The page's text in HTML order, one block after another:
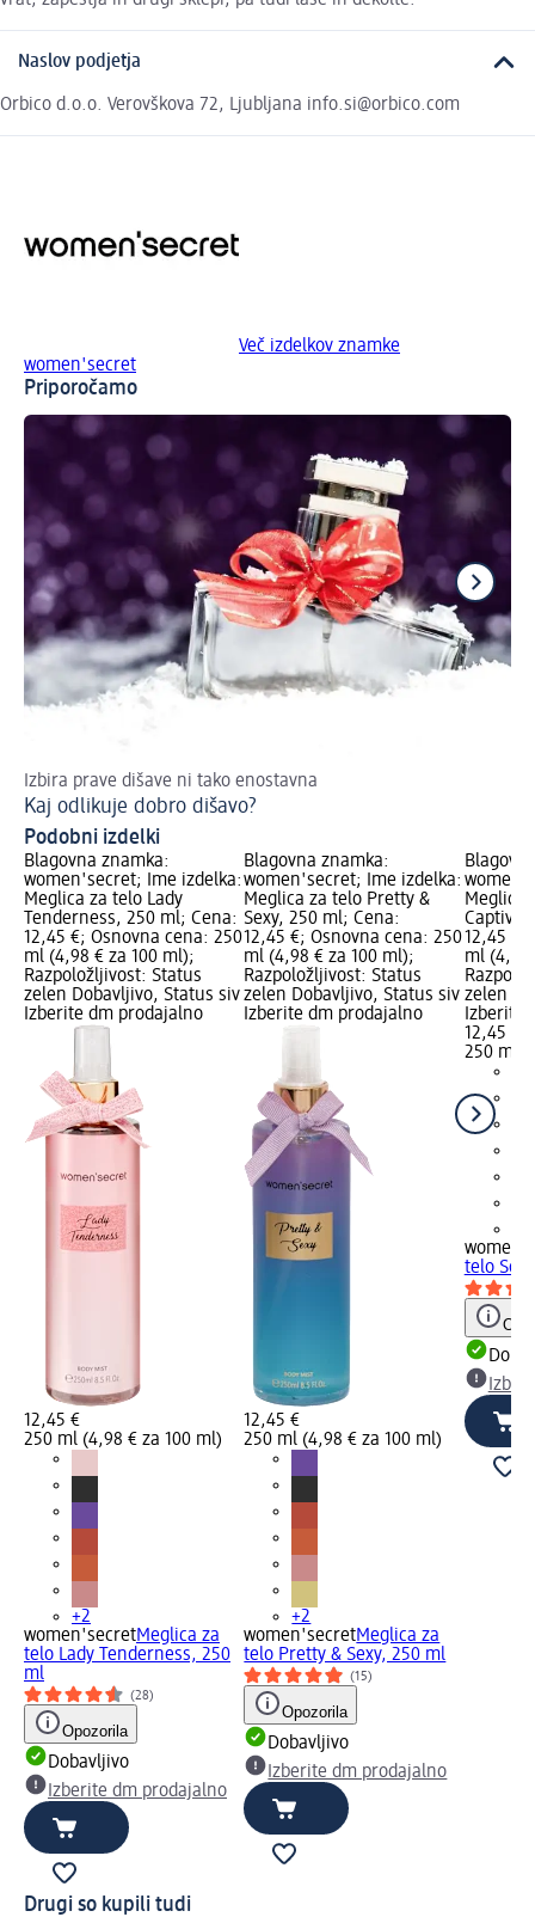
Naslov podjetja
Orbico d.o.o. Verovškova 72, Ljubljana info.si@orbico.com
Več izdelkov znamke
women'secret
Priporočamo
Izbira prave dišave ni tako enostavna
Kaj odlikuje dobro dišavo?
Podobni izdelki
Blagovna znamka:
women'secret; Ime izdelka:
Meglica za telo Lady
Tenderness, 250 ml; Cena:
12,45 €; Osnovna cena: 250
ml (4,98 € za 100 ml);
Razpoložljivost: Status
zelen Dobavljivo, Status siv
Izberite dm prodajalno
12,45 €
250 ml (4,98 € za 100 ml)
+2
women'secretMeglica za
telo Lady Tenderness, 250
ml
(28)
Opozorila
Dobavljivo
Izberite dm prodajalno
Blagovna znamka:
women'secret; Ime izdelka:
Meglica za telo Pretty &
Sexy, 250 ml; Cena:
12,45 €; Osnovna cena: 250
ml (4,98 € za 100 ml);
Razpoložljivost: Status
zelen Dobavljivo, Status siv
Izberite dm prodajalno
12,45 €
250 ml (4,98 € za 100 ml)
+2
women'secretMeglica za
telo Pretty & Sexy, 250 ml
(15)
Opozorila
Dobavljivo
Izberite dm prodajalno
Meglica
12,45 €;
ml (4,98
zelen
Izberite
12,45 €
250 ml
telo So
Drugi so kupili tudi